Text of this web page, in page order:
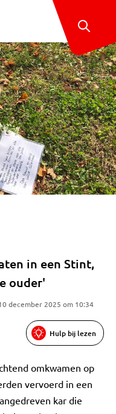
in een Stint,
ouder'
december 2025 om 10:34
Hulp bij lezen
omkwamen op
vervoerd in een
kar die